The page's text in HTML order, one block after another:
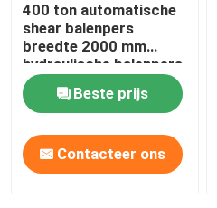
400 ton automatische
shear balenpers
breedte 2000 mm
hydraulische balenpers
Beste prijs
Contacteer ons